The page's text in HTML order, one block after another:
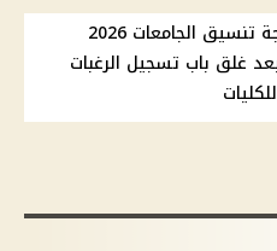
موعد ظهور نتيجة تنسيق الجامعات 2026
غلق باب تسجيل الرغبات